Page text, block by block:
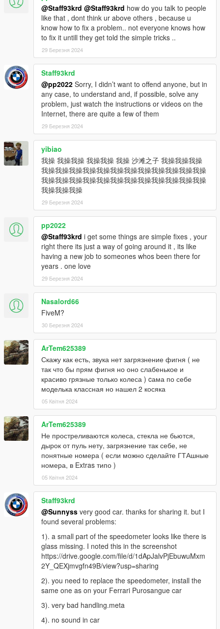
@Staff93krd @Staff93krd how do you talk to people
like that , dont think ur above others , because u
know how to fix a problem.. not everyone knows how
to fix it untill they get told the simple tricks ..
29 Березня 2024
Staff93krd
@pp2022 Sorry, I didn’t want to offend anyone, but in
any case, to understand and, if possible, solve any
problem, just watch the instructions or videos on the
Internet, there are quite a few of them
29 Березня 2024
yibiao
我操 我操我操 我操我操 我操 沙滩之子 我操我操我操
我操我操我操我操我操我操我操我操我操我操我操我操
我操我操我操我操我操我操我操我操我操我操我操我操
我操我操我操
29 Березня 2024
pp2022
@Staff93krd i get some things are simple fixes , your
right there its just a way of going around it , its like
having a new job to someones whos been there for
years . one love
29 Березня 2024
Nasalord66
FiveM?
30 Березня 2024
ArTem625389
Скажу как есть, звука нет загрязнение фигня ( не
так что бы прям фигня но оно слабенькое и
красиво грязные только колеса ) cама по себе
моделька классная но нашел 2 косяка
05 Квітня 2024
ArTem625389
Не простреливаются колеса, стекла не бьются,
дырок от пуль нету, загрязнение так себе, не
понятные номера ( если можно сделайте ГТАшные
номера, в Extras типо )
05 Квітня 2024
Staff93krd
@Sunnyss very good car. thanks for sharing it. but I
found several problems:
1). a small part of the speedometer looks like there is
glass missing. I noted this in the screenshot
https://drive.google.com/file/d/1dApJalvPjEbuwuMxm
2Y_QEXjmvgfn49B/view?usp=sharing
2). you need to replace the speedometer, install the
same one as on your Ferrari Purosangue car
3). very bad handling.meta
4). no sound in car